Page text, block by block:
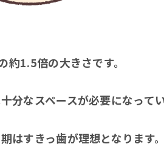
約1.5倍の大きさです。
分なスペースが必要になってい
はすきっ歯が理想となります。